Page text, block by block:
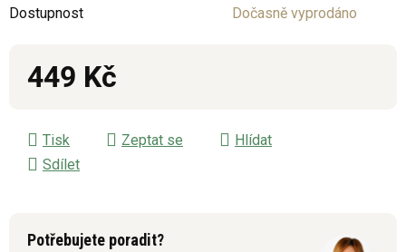
Dostupnost
Dočasně vyprodáno
449 Kč
Tisk Zeptat se
Hlídat
Sdílet
Potřebujete poradit?